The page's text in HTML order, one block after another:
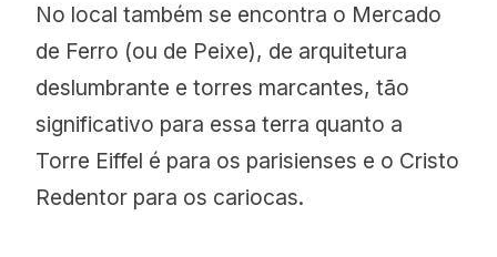
No local também se encontra o Mercado
de Ferro (ou de Peixe), de arquitetura
deslumbrante e torres marcantes, tão
significativo para essa terra quanto a
Torre Eiffel é para os parisienses e o Cristo
Redentor para os cariocas.